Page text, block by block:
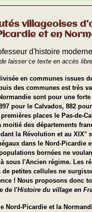
villageoises
et en
d'histoire
laisser ce texte en accès
en communes issues
des communes est très
sont pour une
pour le Calvados, 882
places le Pas-de-
moitié des départements
la Révolution et au
dans le Nord-Picardie
bornées ne
sous l'Ancien régime. Les
petites cellules ne
! Nous proposons donc
de l'Histoire du village en
Nord-Picardie et la